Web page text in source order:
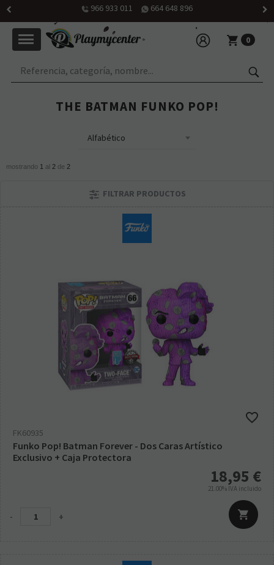
966 933 011 664 648 896
0
THE BATMAN FUNKO POP!
mostrando 1 al 2 de 2
FILTRAR PRODUCTOS
FK60935
Funko Pop! Batman Forever - Dos Caras Artístico
Exclusivo + Caja Protectora
18,95 €
21.00% IVA incluido
- +